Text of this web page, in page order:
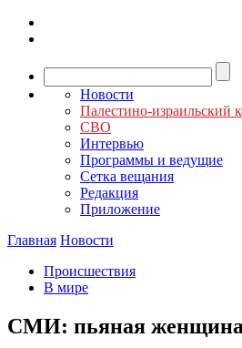
Новости
Палестино-израильский
СВО
Интервью
Программы и ведущие
Сетка вещания
Редакция
Приложение
Главная Новости
Происшествия
В мире
СМИ: пьяная женщина